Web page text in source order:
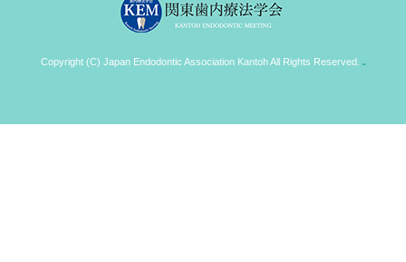
Copyright (C) Japan Endodontic Association Kantoh All Rights Reserved.